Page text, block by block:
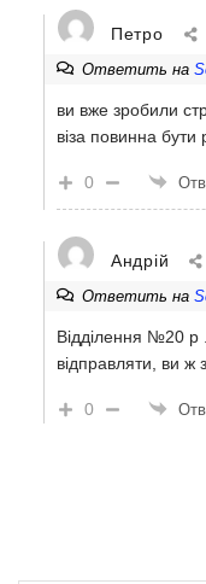
Петро
Ответить на
ви вже зробили
віза повинна бути
0
Андрій
Ответить на
Відділення №20
відправляти, ви ж
0